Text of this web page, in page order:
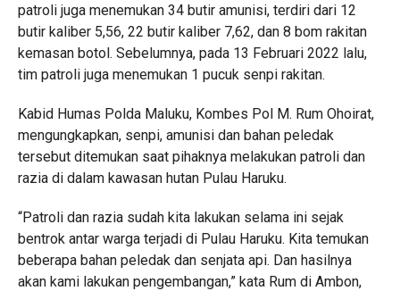
patroli juga menemukan 34 butir amunisi, terdiri dari 12
butir kaliber 5,56, 22 butir kaliber 7,62, dan 8 bom rakitan
kemasan botol. Sebelumnya, pada 13 Februari 2022 lalu,
tim patroli juga menemukan 1 pucuk senpi rakitan.
Kabid Humas Polda Maluku, Kombes Pol M. Rum Ohoirat,
mengungkapkan, senpi, amunisi dan bahan peledak
tersebut ditemukan saat pihaknya melakukan patroli dan
razia di dalam kawasan hutan Pulau Haruku.
“Patroli dan razia sudah kita lakukan selama ini sejak
bentrok antar warga terjadi di Pulau Haruku. Kita temukan
beberapa bahan peledak dan senjata api. Dan hasilnya
akan kami lakukan pengembangan,” kata Rum di Ambon,